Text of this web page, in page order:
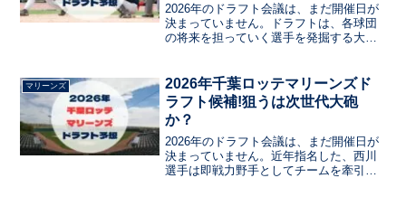
2026年のドラフト会議は、まだ開催日が
決まっていません。ドラフトは、各球団
の将来を担っていく選手を発掘する大事
ト、高校生が約80人と半数を占める今年
のリスト、そして1位候補がひしめく中
で、誰を「その年の一番」として指名す
るのかが注目されますこの記事では、日
本ハムファイターズのドラフト会議で指
名する選手を、現状のチーム状況から分
析して予想していきます。
マリーンズ
2026年千葉ロッテマリーンズド
ラフト候補!狙うは次世代大砲
か？
2026年のドラフト会議は、まだ開催日が
決まっていません。近年指名した、西川
選手は即戦力野手としてチームを牽引